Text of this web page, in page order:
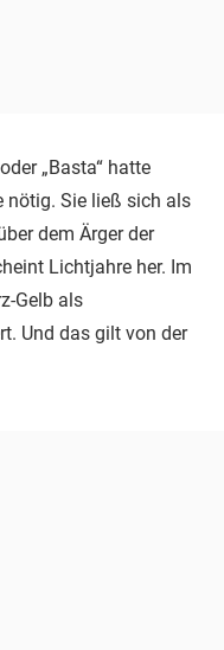
„Basta“ hatte
nötig. Sie ließ sich als
dem Ärger der
Lichtjahre her. Im
Gelb als
Und das gilt von der